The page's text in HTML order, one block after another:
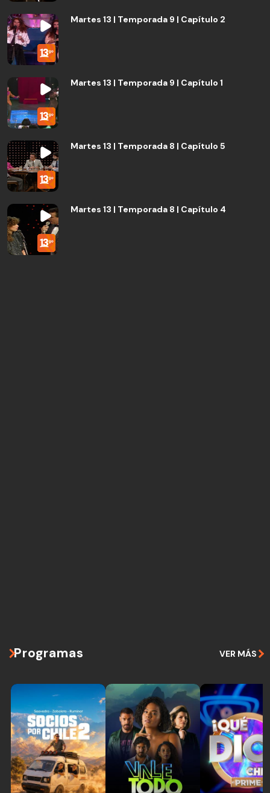
Martes 13 | Temporada 9 | Capítulo 2
Martes 13 | Temporada 9 | Capítulo 1
Martes 13 | Temporada 8 | Capítulo 5
Martes 13 | Temporada 8 | Capítulo 4
Programas VER MÁS